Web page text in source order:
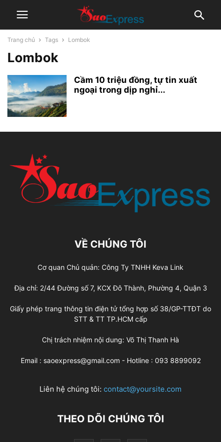
Trang chủ Tags Lombok
Lombok
Cầm 10 triệu đồng, tự tin xuất
ngoại trong dịp nghỉ...
VỀ CHÚNG TÔI
Cơ quan Chủ quản: Công Ty TNHH Keva Link
Địa chỉ: 2/44 Đường số 7, KCX Đô Thành, Phường 4, Quận 3
Giấy phép trang thông tin điện tử tổng hợp số 38/GP-TTĐT do
STT & TT TP.HCM cấp
Chị trách nhiệm nội dung: Võ Thị Thanh Hà
Email : saoexpress@gmail.com - Hotline : 093 8899092
Liên hệ chúng tôi: contact@yoursite.com
THEO DÕI CHÚNG TÔI